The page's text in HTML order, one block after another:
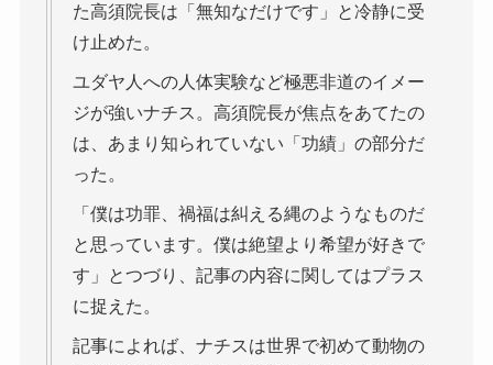
た高須院長は「無知なだけです」と冷静に受
け止めた。
ユダヤ人への人体実験など極悪非道のイメー
ジが強いナチス。高須院長が焦点をあてたの
は、あまり知られていない「功績」の部分だ
った。
「僕は功罪、禍福は糾える縄のようなものだ
と思っています。僕は絶望より希望が好きで
す」とつづり、記事の内容に関してはプラス
に捉えた。
記事によれば、ナチスは世界で初めて動物の